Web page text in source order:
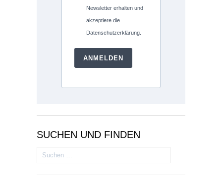
Newsletter erhalten und
akzeptiere die
Datenschutzerklärung.
ANMELDEN
SUCHEN UND FINDEN
Suchen
nach: